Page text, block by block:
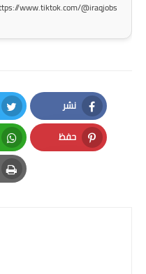
www.tiktok.com/@iraqjobs
نشر
Facebook
حفظ
Pinterest